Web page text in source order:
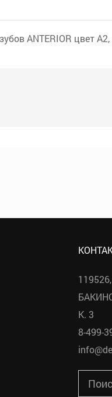
ANTERIOR цвет
К. 3
8-499-